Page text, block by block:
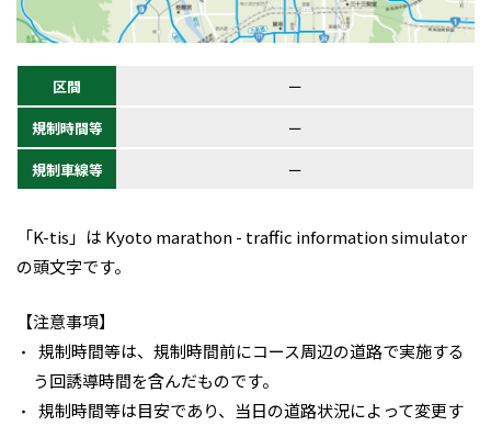
ー
ー
ー
「K-tis」は Kyoto marathon - traffic information simulator
の頭文字です。
【注意事項】
規制時間等は、規制時間前にコース周辺の道路で実施する
う回誘導時間を含んだものです。
規制時間等は目安であり、当日の道路状況によって変更す